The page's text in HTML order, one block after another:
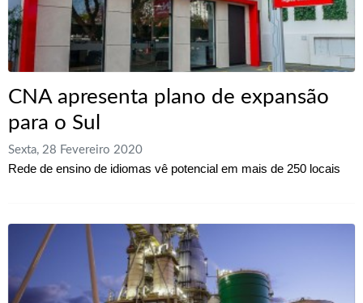
CNA apresenta plano de expansão
para o Sul
Sexta, 28 Fevereiro 2020
Rede de ensino de idiomas vê potencial em mais de 250 locais